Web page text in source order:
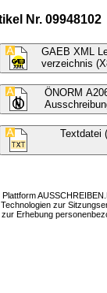
Nr. 09948102
GAEB XML
verzeichnis
ÖNORM
Textdatei
zur
Erhebung